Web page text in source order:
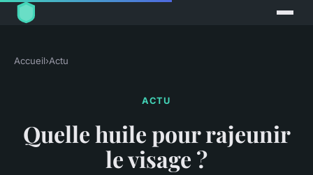
Accueil›Actu
ACTU
Quelle huile pour rajeunir
le visage ?